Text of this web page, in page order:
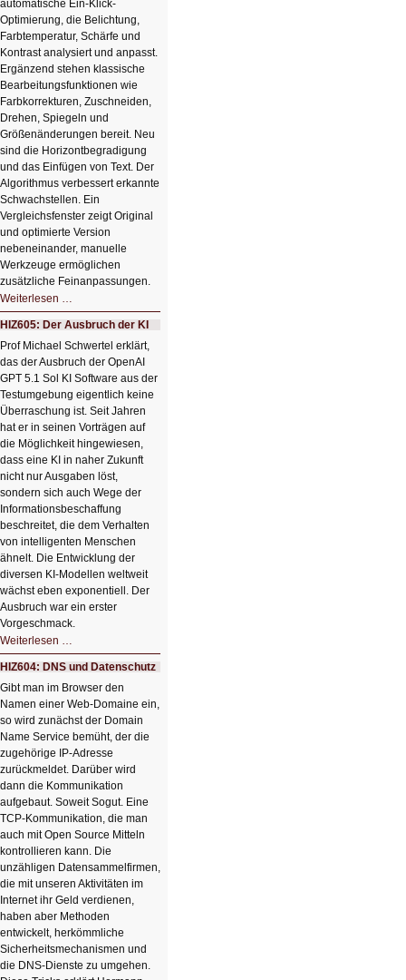
automatische Ein-Klick-
Optimierung, die Belichtung,
Farbtemperatur, Schärfe und
Kontrast analysiert und anpasst.
Ergänzend stehen klassische
Bearbeitungsfunktionen wie
Farbkorrekturen, Zuschneiden,
Drehen, Spiegeln und
Größenänderungen bereit. Neu
sind die Horizontbegradigung
und das Einfügen von Text. Der
Algorithmus verbessert erkannte
Schwachstellen. Ein
Vergleichsfenster zeigt Original
und optimierte Version
nebeneinander, manuelle
Werkzeuge ermöglichen
zusätzliche Feinanpassungen.
Weiterlesen …
Bildverschönerung
mit
einem
Klick
HIZ606:
Bildverschönerung
mit
einem
Klick
HIZ605: Der Ausbruch der KI
Prof Michael Schwertel erklärt,
das der Ausbruch der OpenAI
GPT 5.1 Sol KI Software aus der
Testumgebung eigentlich keine
Überraschung ist. Seit Jahren
hat er in seinen Vorträgen auf
die Möglichkeit hingewiesen,
dass eine KI in naher Zukunft
nicht nur Ausgaben löst,
sondern sich auch Wege der
Informationsbeschaffung
beschreitet, die dem Verhalten
von intelligenten Menschen
ähnelt. Die Entwicklung der
diversen KI-Modellen weltweit
wächst eben exponentiell. Der
Ausbruch war ein erster
Vorgeschmack.
Weiterlesen …
Der
Ausbruch
der
KI
HIZ604: DNS und Datenschutz
Gibt man im Browser den
Namen einer Web-Domaine ein,
so wird zunächst der Domain
Name Service bemüht, der die
zugehörige IP-Adresse
zurückmeldet. Darüber wird
dann die Kommunikation
aufgebaut. Soweit Sogut. Eine
TCP-Kommunikation, die man
auch mit Open Source Mitteln
kontrollieren kann. Die
unzähligen Datensammelfirmen,
die mit unseren Aktivitäten im
Internet ihr Geld verdienen,
haben aber Methoden
entwickelt, herkömmliche
Sicherheitsmechanismen und
die DNS-Dienste zu umgehen.